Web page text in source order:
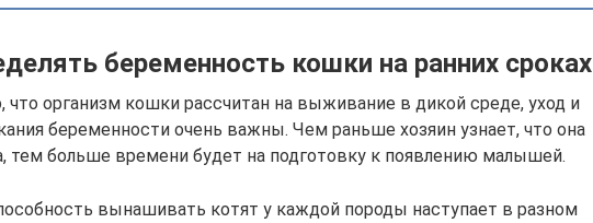
беременность кошки на ранних сроках
что организм кошки рассчитан на выживание в дикой среде, уход и
беременности очень важны. Чем раньше хозяин узнает, что она
тем больше времени будет на подготовку к появлению малышей.
вынашивать котят у каждой породы наступает в разном